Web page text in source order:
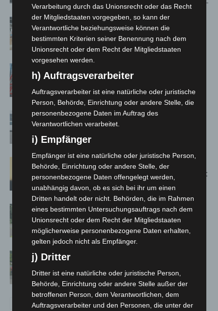
Kunst trifft Weingenuss: Barbara-
Susann Mehring zeigt ihre Werke im
Jacques’ Wein-Depot Isernhagen
zwischen Hannover-West und
Bothfeld
Niedersachsen: Feuerwehrkräfte
kehren nach Waldbrandeinsatz aus
Spanien zurück
Hannover: Erste Tigermücken-
Population in Niedersachsen entdeckt
Brand im „Haus der Begegnung“ in
Neuwarmbüchen schnell eingedämmt
Region Hannover: 21 neue
Kreuz
Verarbeitung durch das Unionsrecht oder das Recht
der Mitgliedstaaten vorgegeben, so kann der
Verantwortliche beziehungsweise können die
bestimmten Kriterien seiner Benennung nach dem
Unionsrecht oder dem Recht der Mitgliedstaaten
vorgesehen werden.
h) Auftragsverarbeiter
Auftragsverarbeiter ist eine natürliche oder juristische
Person, Behörde, Einrichtung oder andere Stelle, die
personenbezogene Daten im Auftrag des
Verantwortlichen verarbeitet.
i) Empfänger
Empfänger ist eine natürliche oder juristische Person,
Behörde, Einrichtung oder andere Stelle, der
personenbezogene Daten offengelegt werden,
unabhängig davon, ob es sich bei ihr um einen
Dritten handelt oder nicht. Behörden, die im Rahmen
eines bestimmten Untersuchungsauftrags nach dem
Unionsrecht oder dem Recht der Mitgliedstaaten
möglicherweise personenbezogene Daten erhalten,
gelten jedoch nicht als Empfänger.
j) Dritter
Dritter ist eine natürliche oder juristische Person,
Behörde, Einrichtung oder andere Stelle außer der
betroffenen Person, dem Verantwortlichen, dem
Auftragsverarbeiter und den Personen, die unter der